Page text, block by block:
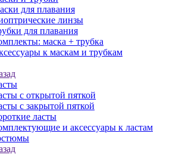
для плавания
линзы
для плавания
маска + трубка
к маскам и трубкам
с открытой пяткой
с закрытой пяткой
ласты
и аксессуары к ластам